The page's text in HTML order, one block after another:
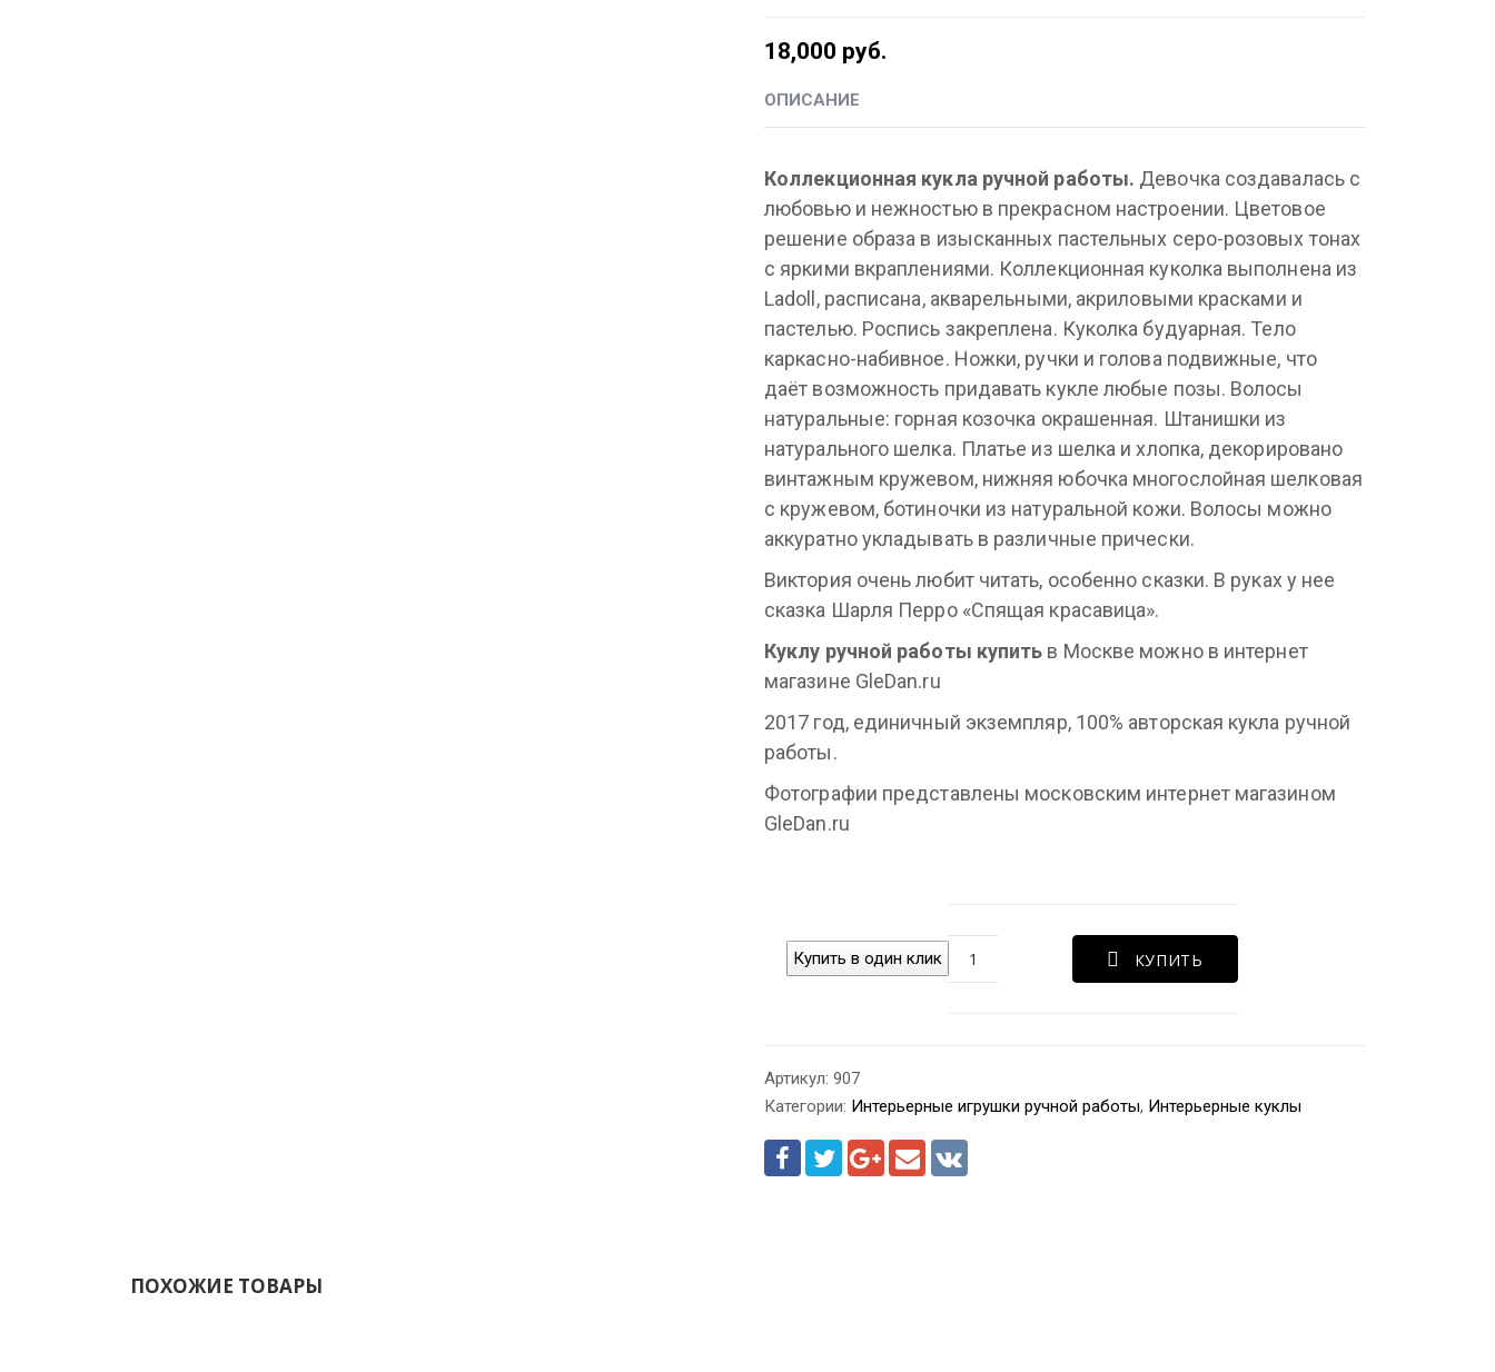
18,000 руб.
ОПИСАНИЕ
Коллекционная кукла ручной работы. Девочка создавалась с
любовью и нежностью в прекрасном настроении. Цветовое
решение образа в изысканных пастельных серо-розовых тонах
с яркими вкраплениями. Коллекционная куколка выполнена из
Ladoll, расписана, акварельными, акриловыми красками и
пастелью. Роспись закреплена. Куколка будуарная. Тело
каркасно-набивное. Ножки, ручки и голова подвижные, что
даёт возможность придавать кукле любые позы. Волосы
натуральные: горная козочка окрашенная. Штанишки из
натурального шелка. Платье из шелка и хлопка, декорировано
винтажным кружевом, нижняя юбочка многослойная шелковая
с кружевом, ботиночки из натуральной кожи. Волосы можно
аккуратно укладывать в различные прически.
Виктория очень любит читать, особенно сказки. В руках у нее
сказка Шарля Перро «Спящая красавица».
Куклу ручной работы купить в Москве можно в интернет
магазине GleDan.ru
2017 год, единичный экземпляр, 100% авторская кукла ручной
работы.
Фотографии представлены московским интернет магазином
GleDan.ru
Купить в один клик КУПИТЬ
Артикул: 907
Категории: Интерьерные игрушки ручной работы, Интерьерные куклы
ПОХОЖИЕ ТОВАРЫ